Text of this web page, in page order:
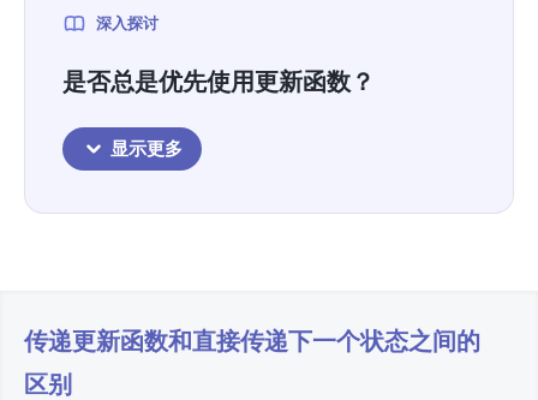
深入探讨
是否总是优先使用更新函数？
显示更多
传递更新函数和直接传递下一个状态之间的
区别